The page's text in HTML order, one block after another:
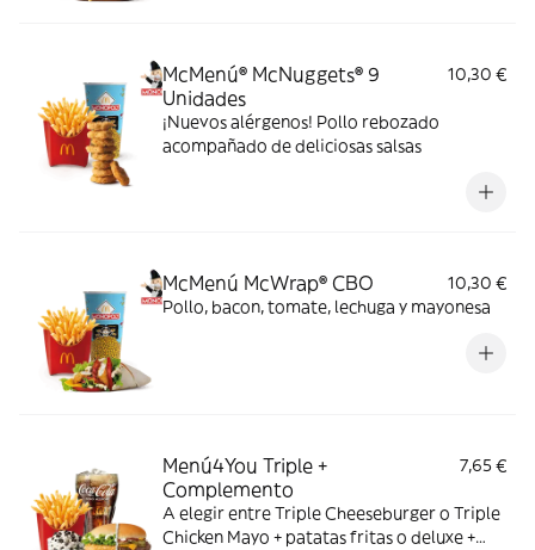
McMenú® McNuggets® 9
Unidades
10,30 €
¡Nuevos alérgenos! Pollo rebozado
acompañado de deliciosas salsas
McMenú McWrap® CBO
10,30 €
Pollo, bacon, tomate, lechuga y mayonesa
Menú4You Triple +
Complemento
7,65 €
A elegir entre Triple Cheeseburger o Triple
Chicken Mayo + patatas fritas o deluxe +